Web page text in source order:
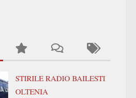
STIRILE RADIO BAILESTI
OLTENIA